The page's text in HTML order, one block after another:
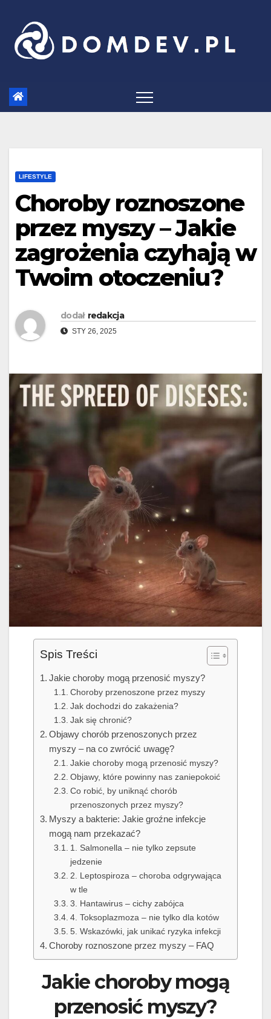
content
LIFESTYLE
Choroby roznoszone
przez myszy – Jakie
zagrożenia czyhają w
Twoim otoczeniu?
dodał redakcja
STY 26, 2025
Spis Treści
Jakie choroby mogą przenosić myszy?
Choroby przenoszone przez myszy
Jak dochodzi do zakażenia?
Jak się chronić?
Objawy chorób przenoszonych przez
myszy – na co zwrócić uwagę?
Jakie choroby mogą przenosić myszy?
Objawy, które powinny nas zaniepokoić
Co robić, by uniknąć chorób
przenoszonych przez myszy?
Myszy a bakterie: Jakie groźne infekcje
mogą nam przekazać?
1. Salmonella – nie tylko zepsute
jedzenie
2. Leptospiroza – choroba odgrywająca
w tle
3. Hantawirus – cichy zabójca
4. Toksoplazmoza – nie tylko dla kotów
5. Wskazówki, jak unikać ryzyka infekcji
Choroby roznoszone przez myszy – FAQ
Jakie choroby mogą
przenosić myszy?